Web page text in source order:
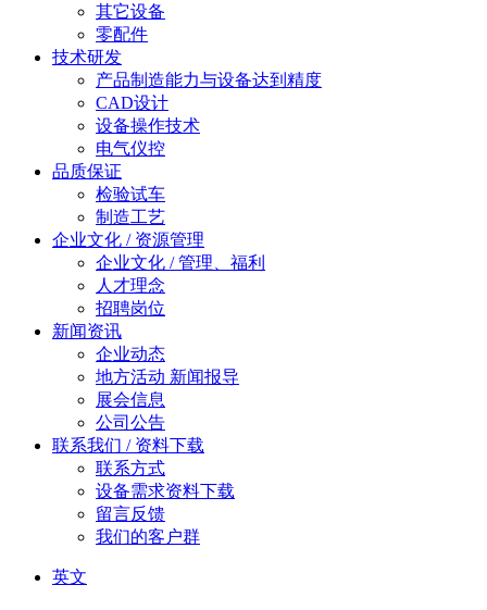
其它设备
零配件
技术研发
产品制造能力与设备达到精度
CAD设计
设备操作技术
电气仪控
品质保证
检验试车
制造工艺
企业文化 / 资源管理
企业文化 / 管理、福利
人才理念
招聘岗位
新闻资讯
企业动态
地方活动 新闻报导
展会信息
公司公告
联系我们 / 资料下载
联系方式
设备需求资料下载
留言反馈
我们的客户群
英文